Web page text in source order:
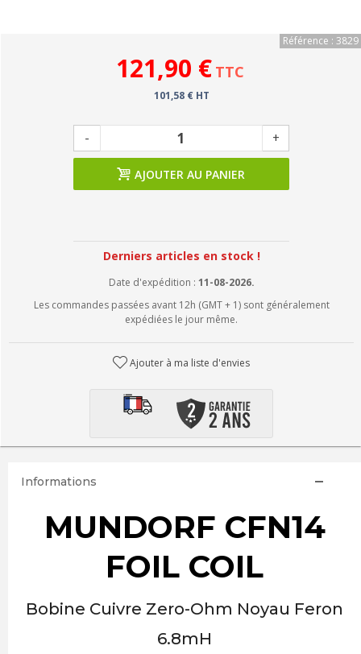
Référence : 3829
121,90 € TTC
101,58 € HT
- +
AJOUTER AU PANIER
Derniers articles en stock !
Date d'expédition : 11-08-2026.
Les commandes passées avant 12h (GMT + 1) sont généralement
expédiées le jour même.
Ajouter à ma liste d'envies
Informations
MUNDORF CFN14
FOIL COIL
Bobine Cuivre Zero-Ohm Noyau Feron
6.8mH